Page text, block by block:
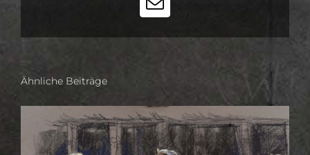
E-
Ähnliche Beiträge